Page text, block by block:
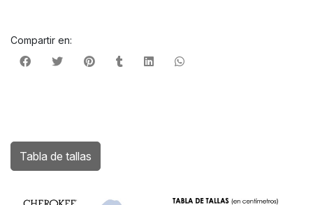
Compartir en:
Tabla de tallas